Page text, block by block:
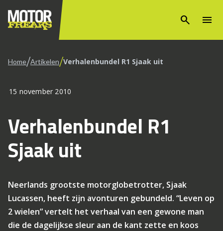
search menu
Home/Artikelen/Verhalenbundel R1 Sjaak uit
15 november 2010
Verhalenbundel R1
Sjaak uit
Neerlands grootste motorglobetrotter, Sjaak
Lucassen, heeft zijn avonturen gebundeld. “Leven op
2 wielen” vertelt het verhaal van een gewone man
die de dagelijkse sleur aan de kant zette en koos